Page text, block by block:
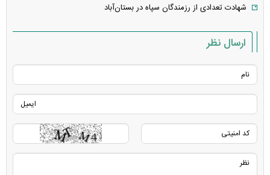
شهادت تعدادی از رزمندگان سپاه در بستان‌آباد
ارسال نظر